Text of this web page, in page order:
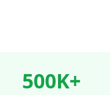
500K+